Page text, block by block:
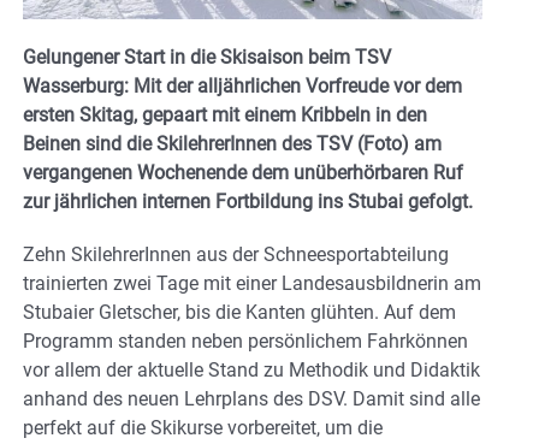
Gelungener Start in die Skisaison beim TSV
Wasserburg: Mit der alljährlichen Vorfreude vor dem
ersten Skitag, gepaart mit einem Kribbeln in den
Beinen sind die SkilehrerInnen des TSV (Foto) am
vergangenen Wochenende dem unüberhörbaren Ruf
zur jährlichen internen Fortbildung ins Stubai gefolgt.
Zehn SkilehrerInnen aus der Schneesportabteilung
trainierten zwei Tage mit einer Landesausbildnerin am
Stubaier Gletscher, bis die Kanten glühten. Auf dem
Programm standen neben persönlichem Fahrkönnen
vor allem der aktuelle Stand zu Methodik und Didaktik
anhand des neuen Lehrplans des DSV. Damit sind alle
perfekt auf die Skikurse vorbereitet, um die